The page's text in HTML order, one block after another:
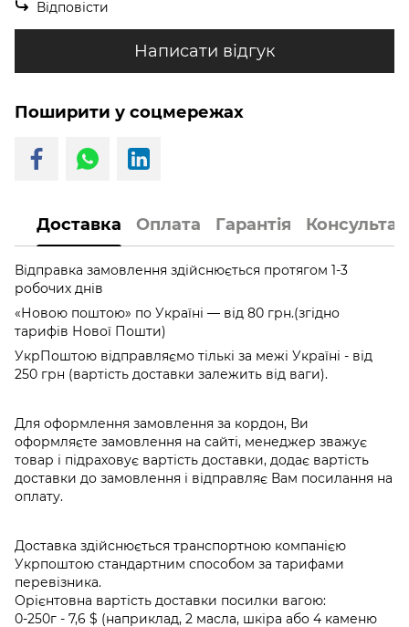
Відповісти
Написати відгук
Поширити у соцмережах
Доставка Оплата Гарантія
Відправка замовлення здійснюється протягом 1-3
робочих днів
«Новою поштою» по Україні — від 80 грн.(згідно
тарифів Нової Пошти)
УкрПоштою відправляємо тількі за межі Україні - від
250 грн (вартість доставки залежить від ваги).
Для оформлення замовлення за кордон, Ви
оформляєте замовлення на сайті, менеджер зважує
товар і підраховує вартість доставки, додає вартість
доставки до замовлення і відправляє Вам посилання на
оплату.
Доставка здійснюється транспортною компанією
Укрпоштою стандартним способом за тарифами
перевізника.
Орієнтовна вартість доставки посилки вагою:
0-250г - 7,6 $ (наприклад, 2 масла, шкіра або 4 каменю